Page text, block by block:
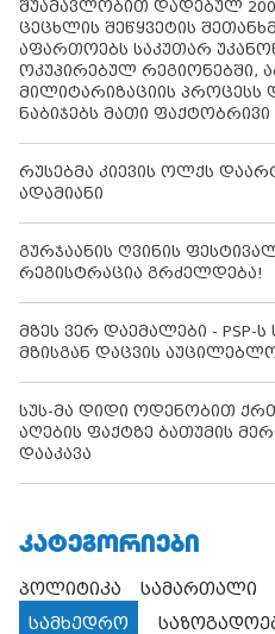
შუამავლობით დადებულ
ცეცხლის შეწყვეტის
აფართოებს საკუთარ
ოკუპირებულ რეგიონებში,
მილიტარიზაციის პროცესს
ნაბიჯებს მათი ფაქტობრივი
რუსებმა კიევის ოლქს
ადამიანი
გურჯაანის ღვინის
რეგისტრაცია გრძელდება!
მზეს ვერ დაემალები - PSP-
მზისგან დაცვის
სუს-მა დიდი ოდენობით
აღების ფაქტზე ბათუმის
დააკავა
ᲙᲐᲢᲔᲒᲝᲠᲘᲔᲑᲘ
პოლიტიკა სამართალი
სამხედრო